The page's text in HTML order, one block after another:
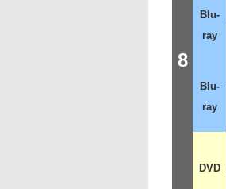
8
Blu-
ray
Blu-
ray
DVD